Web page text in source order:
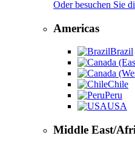
Oder besuchen Sie
Americas
Brazil
Chile
Peru
USA
Middle East/